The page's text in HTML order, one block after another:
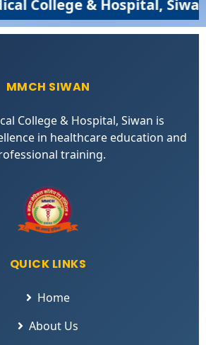
& Hospital, Siwan
MMCH SIWAN
College & Hospital, Siwan is
in healthcare education and
training.
QUICK LINKS
Home
About Us